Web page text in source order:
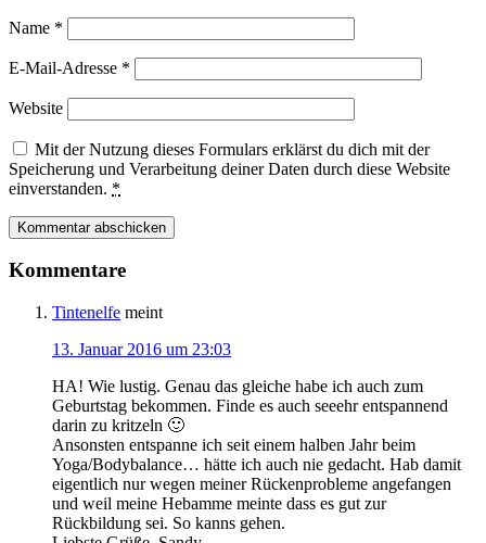
Name *
E-Mail-Adresse *
Website
Mit der Nutzung dieses Formulars erklärst du dich mit der
Speicherung und Verarbeitung deiner Daten durch diese Website
einverstanden. *
Kommentare
Tintenelfe meint
13. Januar 2016 um 23:03
HA! Wie lustig. Genau das gleiche habe ich auch zum
Geburtstag bekommen. Finde es auch seeehr entspannend
darin zu kritzeln 🙂
Ansonsten entspanne ich seit einem halben Jahr beim
Yoga/Bodybalance… hätte ich auch nie gedacht. Hab damit
eigentlich nur wegen meiner Rückenprobleme angefangen
und weil meine Hebamme meinte dass es gut zur
Rückbildung sei. So kanns gehen.